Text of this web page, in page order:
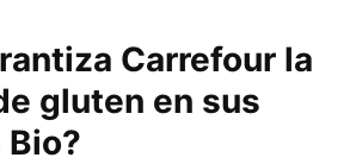
Carrefour la
gluten en sus